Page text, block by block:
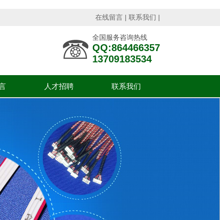
在线留言 | 联系我们 |
全国服务咨询热线
QQ:864466357
13709183534
人才招聘 联系我们